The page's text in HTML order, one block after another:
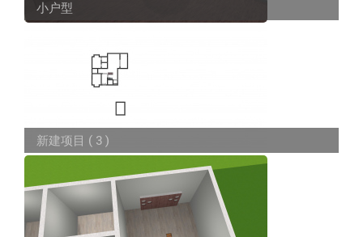
小户型
新建项目 ( 3 )